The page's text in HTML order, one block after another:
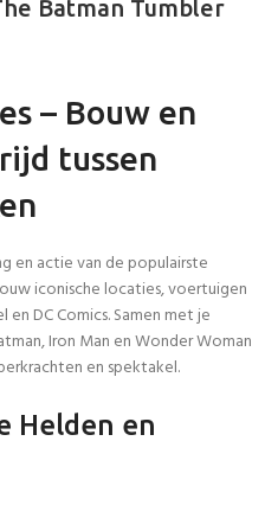
Batman Tumbler
– Bouw en
tussen
en actie van de populairste
iconische locaties, voertuigen
DC Comics. Samen met je
Iron Man en Wonder Woman
en spektakel.
Helden en